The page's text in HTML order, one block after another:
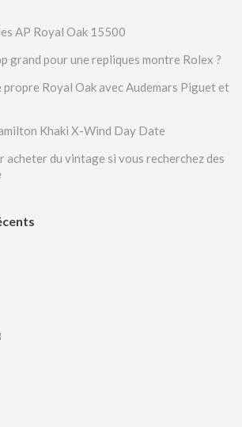
AP Royal Oak 15500
grand pour une repliques montre Rolex ?
Royal Oak avec Audemars Piguet et
Khaki X-Wind Day Date
acheter du vintage si vous recherchez des